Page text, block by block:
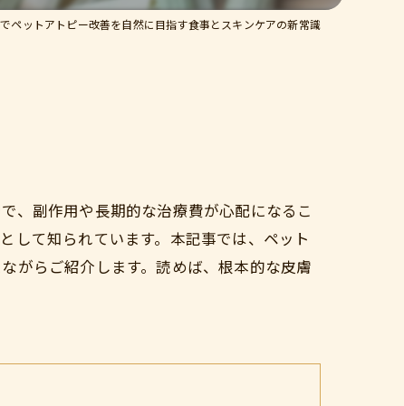
ペットアトピー改善を自然に目指す食事とスキンケアの新常識
、副作用や長期的な治療費が心配になるこ
して知られています。本記事では、ペット
がらご紹介します。読めば、根本的な皮膚